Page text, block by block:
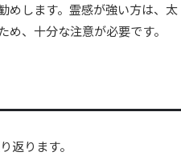
めします。霊感が強い方は、太
、十分な注意が必要です。
返ります。